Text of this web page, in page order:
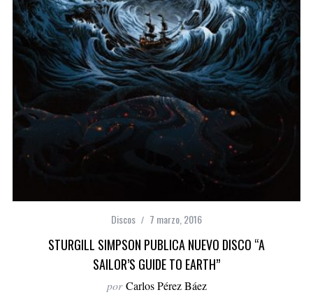
Discos 7 marzo, 2016
STURGILL SIMPSON PUBLICA NUEVO DISCO “A
SAILOR’S GUIDE TO EARTH”
por Carlos Pérez Báez